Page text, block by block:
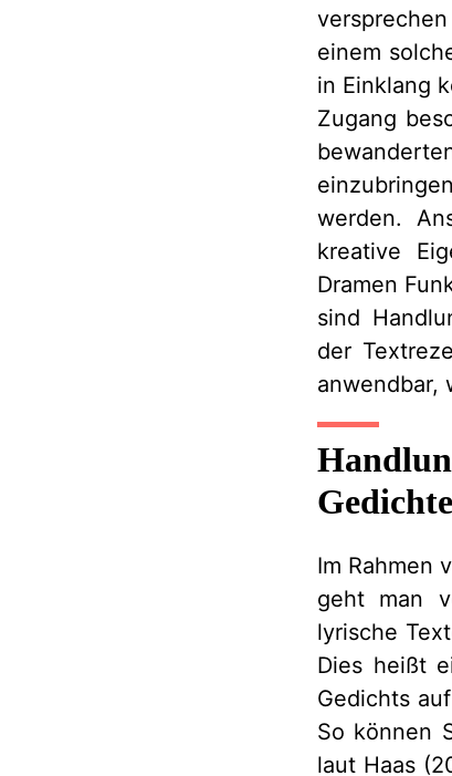
einem
in Einklang
Zugang
werden.
kreative
Dramen
sind
der
anwendbar,
Im Rahmen
geht man
lyrische
Dies heißt
Gedichts
So können
laut Haas